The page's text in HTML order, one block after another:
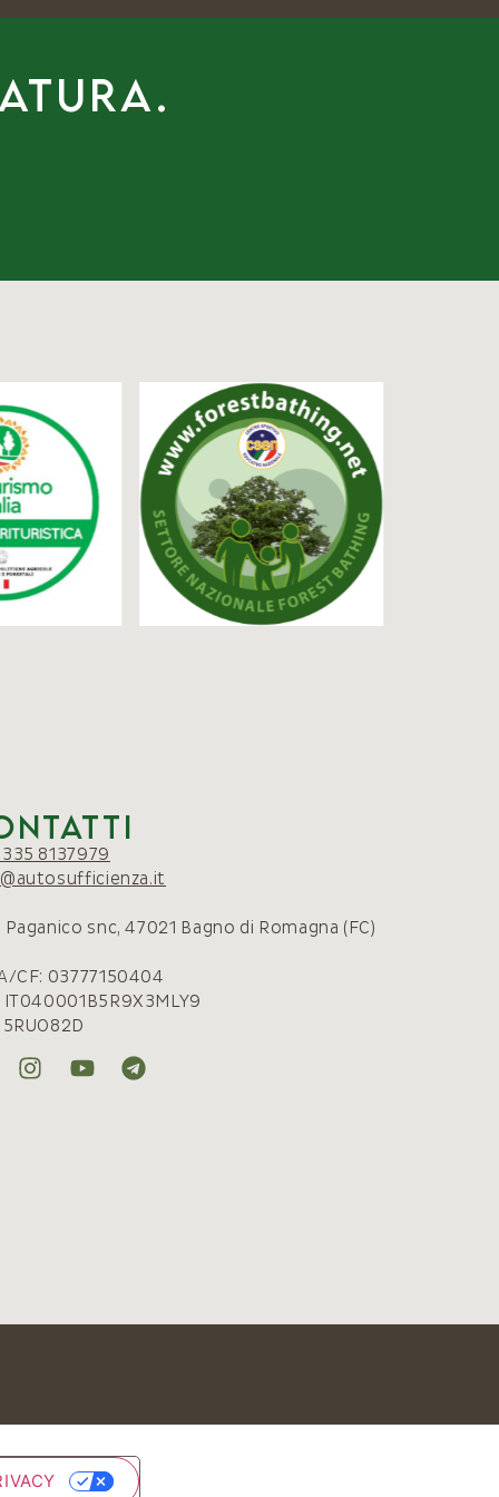
8137979
Paganico snc, 47021 Bagno di Romagna (FC)
CF: 03777150404
IT040001B5R9X3MLY9